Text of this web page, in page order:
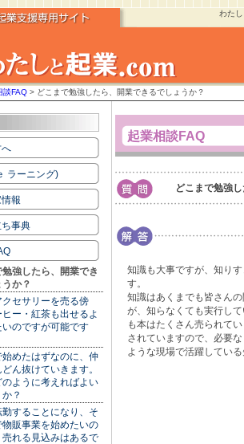
わた
談FAQ > どこまで勉強したら、開業できるでしょうか？
起業相談FAQ
どこまで勉強
知識も大事ですが、知り
す。
知識はあくまでも皆さん
が、知らなくても実行し
も本はたくさん売られて
されていますので、必要
ような現場で活躍してい
ラーニング)
報
事典
勉強したら、開業でき
か？
クセサリーを売る傍
ヒー・紅茶も出せるよ
いのですが可能です
始めたはずなのに、仲
ん抜けていきます。
のように考えればよい
？
することになり、そ
物販事業を始めたいの
売れる見込みはあるで